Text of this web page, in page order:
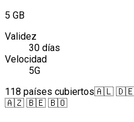
5 GB
Validez
30 días
Velocidad
5G
118 países cubiertos🇦🇱
🇦🇿 🇧🇪 🇧🇴